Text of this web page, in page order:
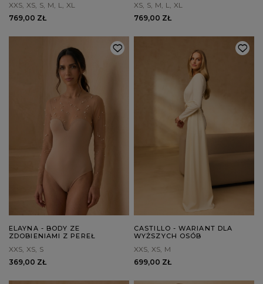
XXS XS S M L XL
769,00 ZŁ
XS S M L XL
769,00 ZŁ
ELAYNA - BODY ZE
ZDOBIENIAMI Z PEREŁ
XXS XS S
369,00 ZŁ
CASTILLO - WARIANT DLA
WYŻSZYCH OSÓB
XXS XS M
699,00 ZŁ